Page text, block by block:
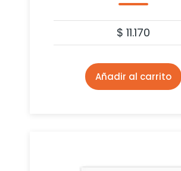
$ 11.170
Añadir al carrito